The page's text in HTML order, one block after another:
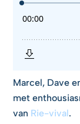
Marcel, Dave
met
van Rie-vival.